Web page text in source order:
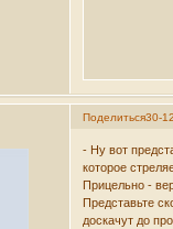
Поделиться30-
- Ну вот
которое
Прицельно -
Представьте
доскачут до